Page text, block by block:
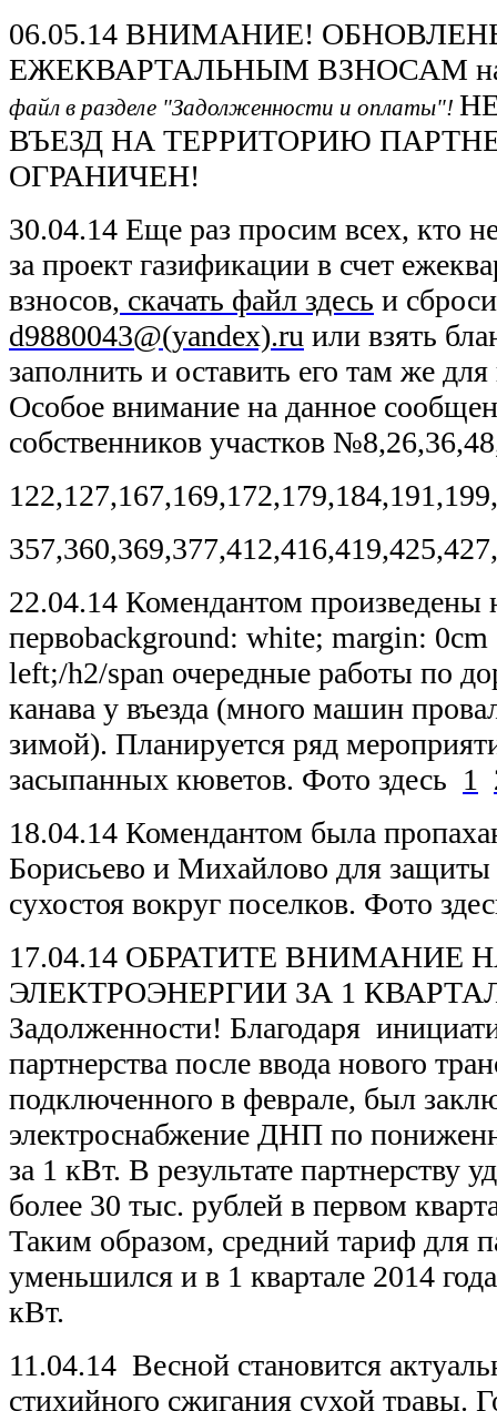
06.05.14 ВНИМАНИЕ!
ЕЖЕКВАРТАЛЬНЫМ ВЗНОСАМ на
файл в разделе "Задолженности и оплаты"!
ВЪЕЗД НА ТЕРРИТОРИЮ
ОГРАНИЧЕН!
30.04.14 Еще раз просим всех, кто
за проект газификации в счет
взносов, скачать файл здесь и
d9880043@(yandex).ru или взять
заполнить и оставить его там же
Особое внимание на данное
собственников участков
22.04.14 Комендантом произведены
первоbackground: white; margin:
left;/h2/span очередные работы по
канава у въезда (много машин
зимой). Планируется ряд
засыпанных кюветов. Фото здесь 1
18.04.14 Комендантом была
Борисьево и Михайлово для защиты
сухостоя вокруг поселков. Фото
17.04.14 ОБРАТИТЕ ВНИМАНИЕ
ЭЛЕКТРОЭНЕРГИИ ЗА 1 КВАРТАЛ
Задолженности! Благодаря
партнерства после ввода нового
подключенного в феврале, был
электроснабжение ДНП по
за 1 кВт. В результате партнерству
более 30 тыс. рублей в первом
Таким образом, средний тариф для
уменьшился и в 1 квартале 2014
кВт.
11.04.14 Весной становится
стихийного сжигания сухой травы.